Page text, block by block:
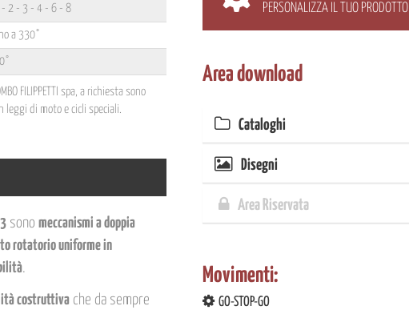
- 2 - 3 - 4 - 6 - 8
a 330°
FILIPPETTI spa, a richiesta sono
leggi di moto e cicli speciali.
sono meccanismi a doppia
rotatorio uniforme in
.
costruttiva che da sempre
PERSONALIZZA IL TUO PRODOTTO
Area download
Cataloghi
Disegni
Area Riservata
Movimenti:
GO-STOP-GO